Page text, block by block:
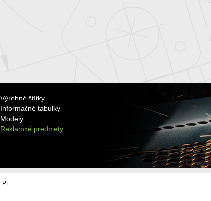
PF
Výrobné štítky
Informačné tabuľky
Modely
Reklamné predmety